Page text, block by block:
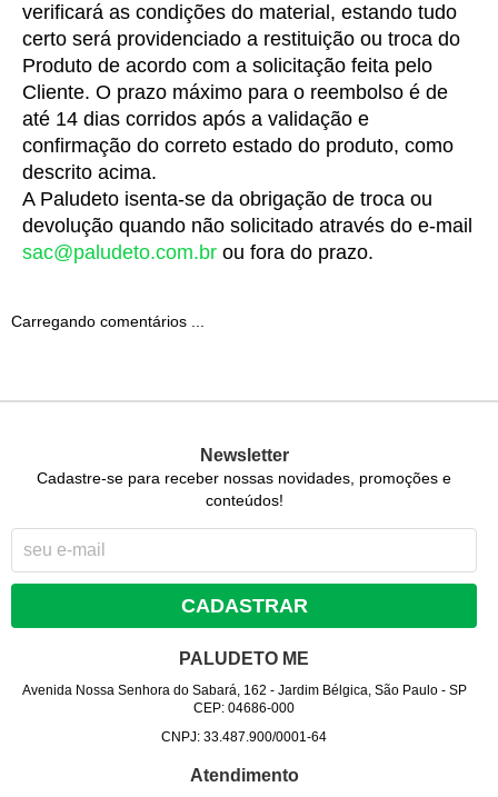
verificará as condições do material, estando tudo
certo será providenciado a restituição ou troca do
Produto de acordo com a solicitação feita pelo
Cliente. O prazo máximo para o reembolso é de
até 14 dias corridos após a validação e
confirmação do correto estado do produto, como
descrito acima.
A Paludeto isenta-se da obrigação de troca ou
sac@paludeto.com.br ou fora do prazo.
Carregando comentários ...
Newsletter
Cadastre-se para receber nossas novidades, promoções e
conteúdos!
CADASTRAR
PALUDETO ME
Avenida Nossa Senhora do Sabará, 162 - Jardim Bélgica, São Paulo- SP
CEP: 04686-000
CNPJ: 33.487.900/0001-64
Atendimento